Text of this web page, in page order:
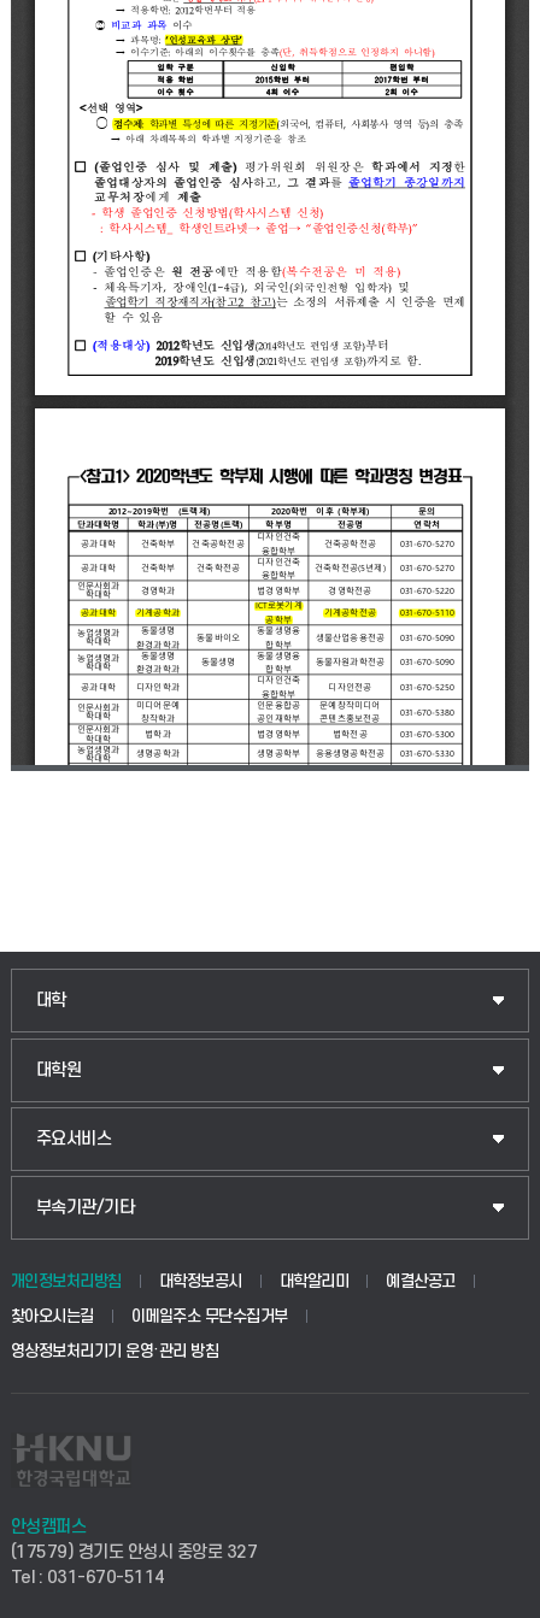
대학
인문융합공공인재학부
법경영학부
생명공학부
사회안전시스템공학부
컴퓨터응용수학부
대학원
일반대학원
산업대학원
공공정책대학원
교육대학원
주요서비스
입학안내
웹메일
학사시스템(전문학사 및 전공심화)
사이버캠퍼스(전문학사 및 전공심화)
시설바로처리서비스
연구실안전관리시스템
부속기관/기타
중앙도서관
학생생활관(안성)
산학협력단
취업지원센터
창업지원센터
개인정보처리방침 대학정보공시 대학알리미
예결산공고
찾아오시는길
이메일주소 무단수집거부
영상정보처리기기 운영·관리 방침
안성캠퍼스
(17579) 경기도 안성시 중앙로 327
Tel : 031-670-5114